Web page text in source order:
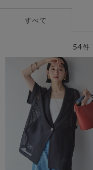
すべて
54件